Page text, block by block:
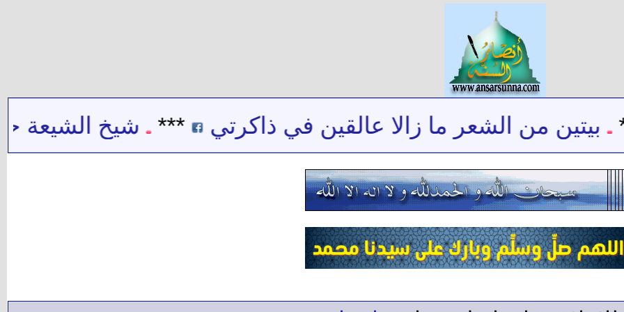
بيتين من الشعر ما زالا عالقين في ذاكرتي *** شيخ الشيعة